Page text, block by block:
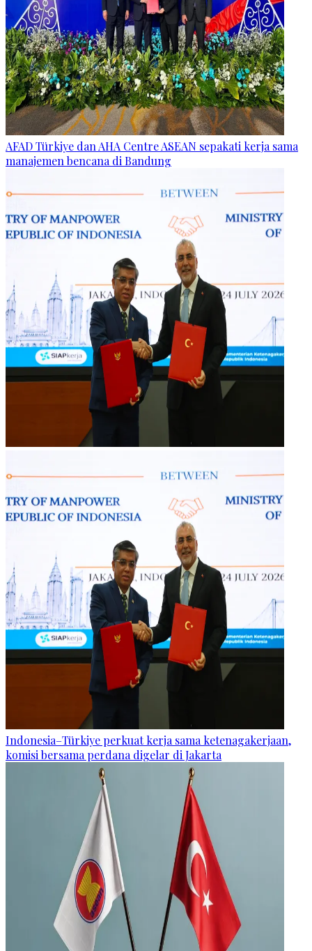
AFAD Türkiye dan AHA Centre ASEAN sepakati kerja sama
manajemen bencana di Bandung
Indonesia–Türkiye perkuat kerja sama ketenagakerjaan,
komisi bersama perdana digelar di Jakarta